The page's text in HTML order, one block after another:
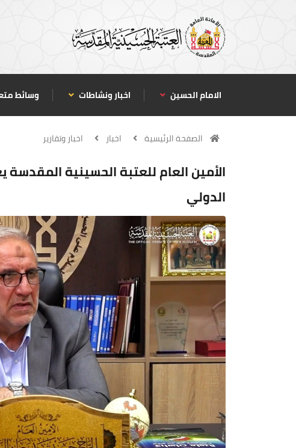
الامام الحسين اخبار ونشاطات وسائط
الصفحة الرئيسية اخبار اخبار وتقارير
الأمين العام للعتبة الحسينية
الدولي